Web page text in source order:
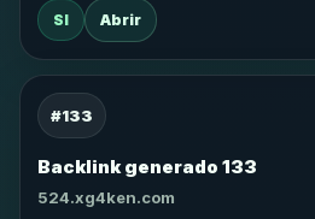
SI Abrir
#133
Backlink generado 133
524.xg4ken.com